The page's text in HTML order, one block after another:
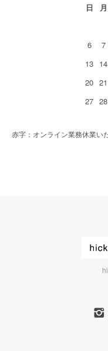
日 月
6
7
13 14
20 21
27 28
赤字：オンライン業務休業い